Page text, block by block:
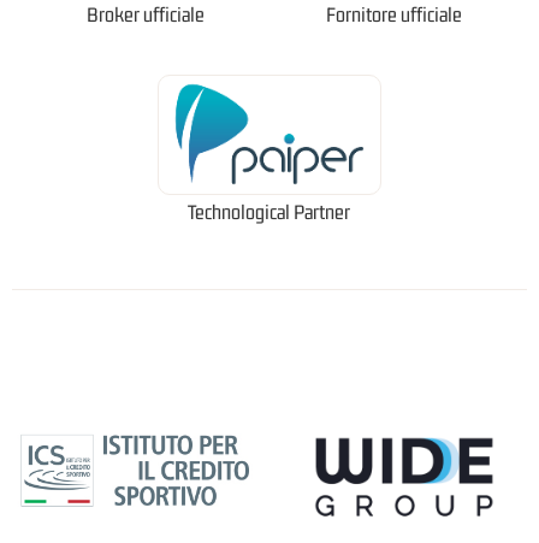
Broker ufficiale Fornitore ufficiale
Technological Partner